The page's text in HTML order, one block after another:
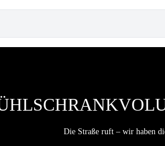
Die Straße ruft – wir haben